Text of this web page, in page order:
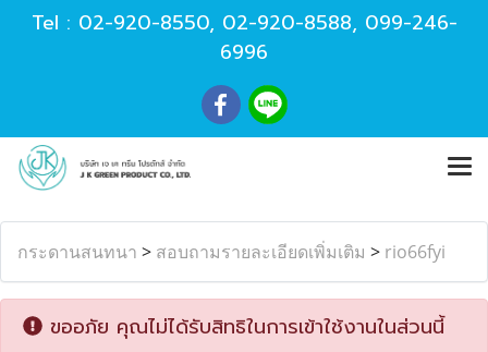
Tel : 02-920-8550, 02-920-8588, 099-246-
6996
กระดานสนทนา > สอบถามรายละเอียดเพิ่มเติม > rio66fyi
ขออภัย คุณไม่ได้รับสิทธิในการเข้าใช้งานในส่วนนี้